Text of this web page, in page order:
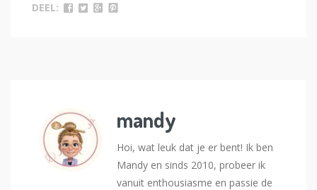
DEEL:
mandy
Hoi, wat leuk dat je er bent! Ik ben
Mandy en sinds 2010, probeer ik
vanuit enthousiasme en passie de